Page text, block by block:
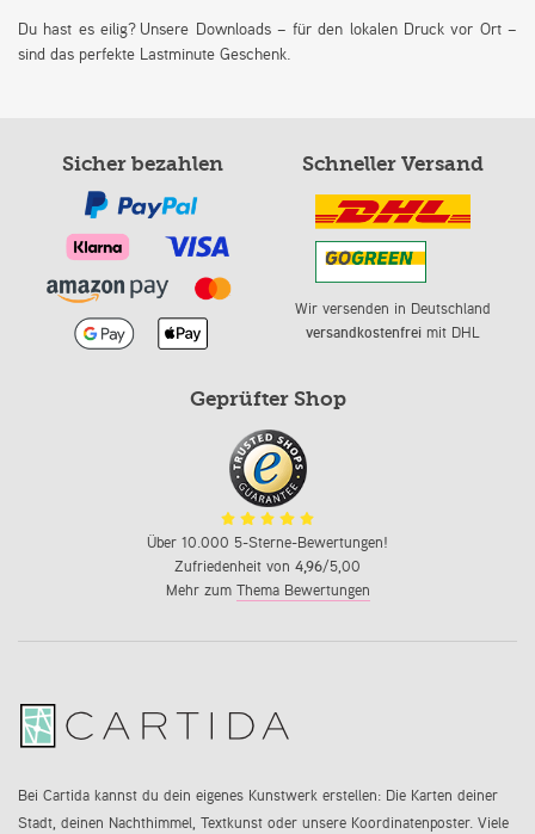
Du hast es eilig? Unsere Downloads – für den lokalen Druck vor Ort –
sind das perfekte Lastminute Geschenk.
Sicher bezahlen Schneller Versand
Wir versenden in Deutschland
versandkostenfreimit DHL
Geprüfter Shop
Über 10.000 5-Sterne-Bewertungen!
Zufriedenheit von 4,96/5,00
Mehr zum Thema Bewertungen
Bei Cartida kannst du dein eigenes Kunstwerk erstellen: Die Karten deiner
Stadt, deinen Nachthimmel, Textkunst oder unsere Koordinatenposter. Viele